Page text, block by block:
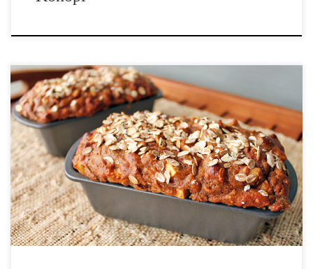
Składniki: – ¾ płatków owsianych, – 1 duże jabłko pokrojone na
małe kawałki, – ½ kostki roztopionego masła, – 1⅓ szklanki musu
jabłkowego, – 1 łyżka ekstraktu waniliowego, – 2 szklanki mąki
pszennej razowej (można zastąpić inną), – 4 łyżki […]